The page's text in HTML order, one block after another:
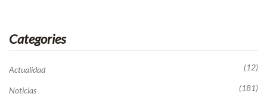
Categories
Actualidad (12)
Noticias (181)